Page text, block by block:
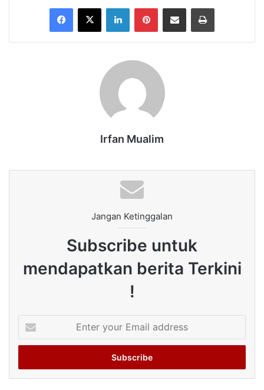
Facebook
X LinkedInPinterestShare via Email Print
Irfan Mualim
Jangan Ketinggalan
Subscribe untuk
mendapatkan berita Terkini
!
your
Email